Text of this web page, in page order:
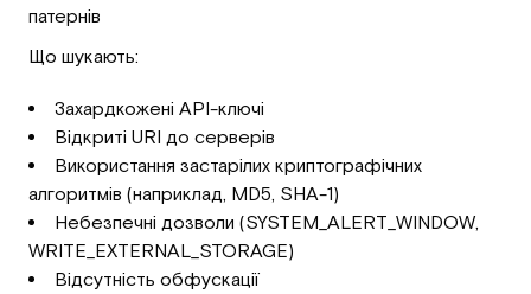
патернів
Що шукають:
Захардкожені API-ключі
Відкриті URI до серверів
Використання застарілих криптографічних
алгоритмів (наприклад, MD5, SHA-1)
Небезпечні дозволи (SYSTEM_ALERT_WINDOW,
WRITE_EXTERNAL_STORAGE)
Відсутність обфускації